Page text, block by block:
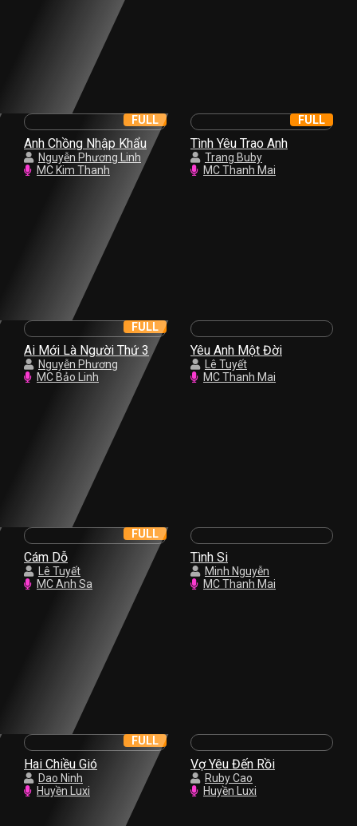
Anh Chồng Nhập Khẩu
Nguyễn Phương Linh
MC Kim Thanh
FULL
Tình Yêu Trao Anh
Trang Buby
MC Thanh Mai
FULL
Ai Mới Là Người Thứ 3
Nguyễn Phương
MC Bảo Linh
FULL
Yêu Anh Một Đời
Lê Tuyết
MC Thanh Mai
Cám Dỗ
Lê Tuyết
MC Anh Sa
FULL
Tình Si
Minh Nguyễn
MC Thanh Mai
Hai Chiều Gió
Dao Ninh
Huyền Luxi
FULL
Vợ Yêu Đến Rồi
Ruby Cao
Huyền Luxi